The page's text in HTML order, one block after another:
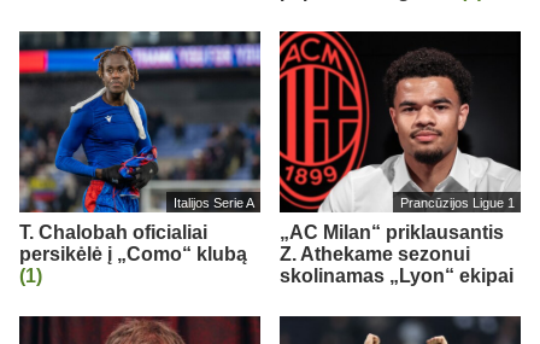
Italijos Serie A
T. Chalobah oficialiai
persikėlė į „Como“ klubą
(1)
Prancūzijos Ligue 1
„AC Milan“ priklausantis
Z. Athekame sezonui
skolinamas „Lyon“ ekipai